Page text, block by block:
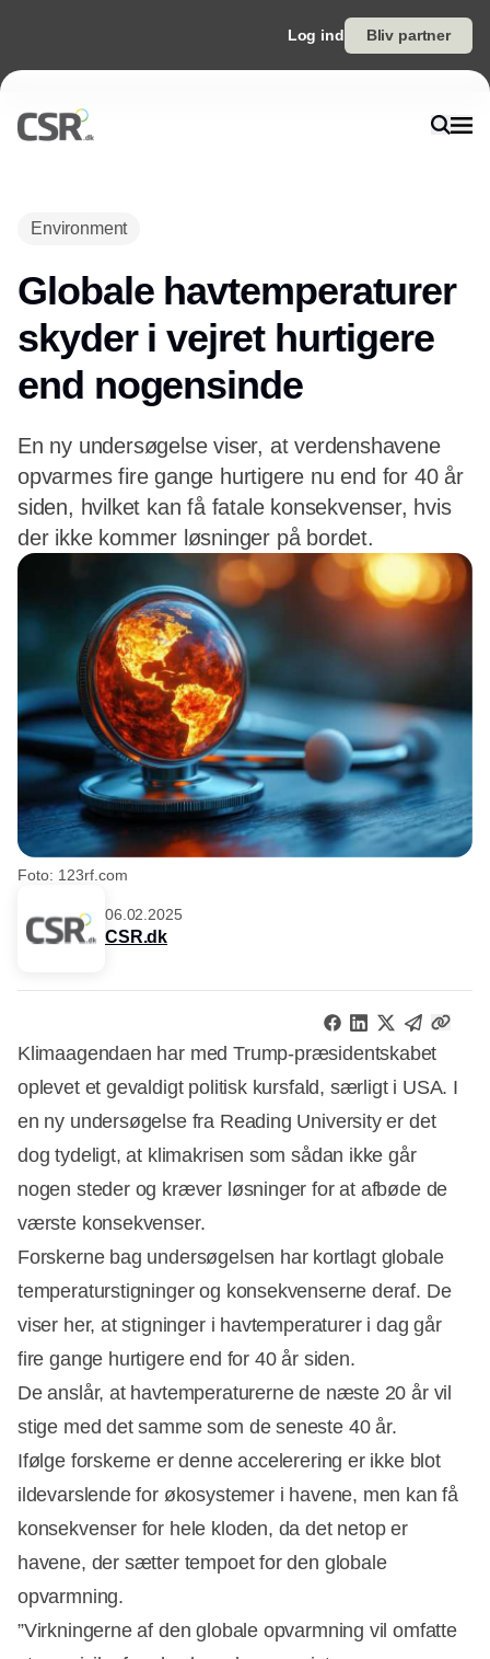
Log ind Bliv partner
Environment
Globale havtemperaturer
skyder i vejret hurtigere
end nogensinde
En ny undersøgelse viser, at verdenshavene
opvarmes fire gange hurtigere nu end for 40 år
siden, hvilket kan få fatale konsekvenser, hvis
der ikke kommer løsninger på bordet.
Foto: 123rf.com
06.02.2025
CSR.dk
Klimaagendaen har med Trump-præsidentskabet
oplevet et gevaldigt politisk kursfald, særligt i USA. I
en ny undersøgelse fra Reading University er det
dog tydeligt, at klimakrisen som sådan ikke går
nogen steder og kræver løsninger for at afbøde de
værste konsekvenser.
Forskerne bag undersøgelsen har kortlagt globale
temperaturstigninger og konsekvenserne deraf. De
viser her, at stigninger i havtemperaturer i dag går
fire gange hurtigere end for 40 år siden.
De anslår, at havtemperaturerne de næste 20 år vil
stige med det samme som de seneste 40 år.
Ifølge forskerne er denne accelerering er ikke blot
ildevarslende for økosystemer i havene, men kan få
konsekvenser for hele kloden, da det netop er
havene, der sætter tempoet for den globale
opvarmning.
”Virkningerne af den globale opvarmning vil omfatte